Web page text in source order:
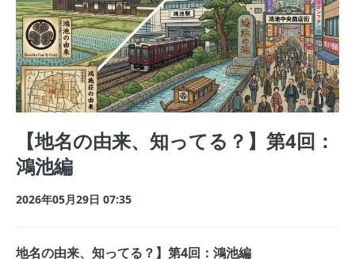
【地名の由来、知ってる？】第4回：
鴻池編
2026年05月29日 07:35
地名の由来、知ってる？】第4回：鴻池編